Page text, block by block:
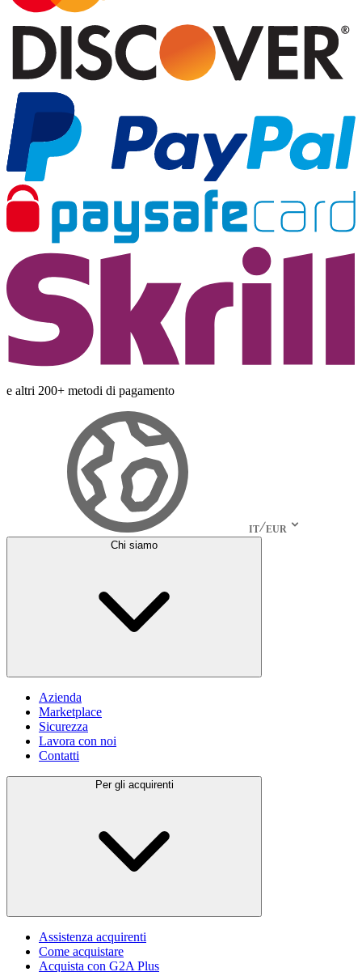
e altri 200+ metodi di pagamento
IT EUR
Chi siamo
Azienda
Marketplace
Sicurezza
Lavora con noi
Contatti
Per gli acquirenti
Assistenza acquirenti
Come acquistare
Acquista con G2A Plus